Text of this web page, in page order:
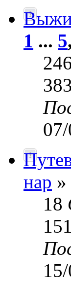
1 ... 5
нар
18